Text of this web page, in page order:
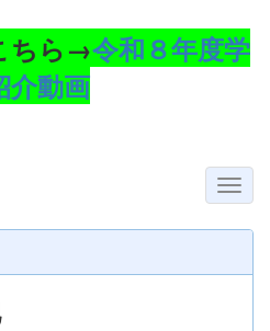
ちら→令和８年度学
介動画